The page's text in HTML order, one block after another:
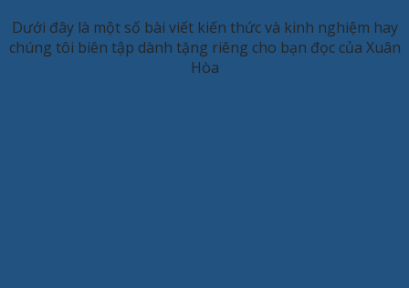
Dưới đây là một số bài viết kiến thức và kinh nghiệm hay
chúng tôi biên tập dành tặng riêng cho bạn đọc của Xuân
Hòa